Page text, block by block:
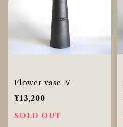
Flower vase Ⅳ
¥13,200
SOLD OUT